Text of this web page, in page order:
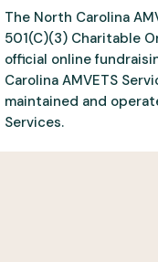
The North Carolina
501(C)(3) Charitable
official online
Carolina AMVETS
maintained and
Services.